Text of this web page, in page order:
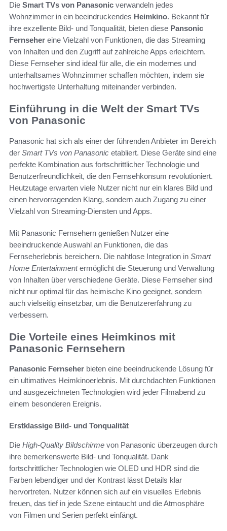
Die Smart TVs von Panasonic verwandeln jedes
Wohnzimmer in ein beeindruckendes Heimkino. Bekannt für
ihre exzellente Bild- und Tonqualität, bieten diese Pansonic
Fernseher eine Vielzahl von Funktionen, die das Streaming
von Inhalten und den Zugriff auf zahlreiche Apps erleichtern.
Diese Fernseher sind ideal für alle, die ein modernes und
unterhaltsames Wohnzimmer schaffen möchten, indem sie
hochwertigste Unterhaltung miteinander verbinden.
Einführung in die Welt der Smart TVs
von Panasonic
Panasonic hat sich als einer der führenden Anbieter im Bereich
der Smart TVs von Panasonic etabliert. Diese Geräte sind eine
perfekte Kombination aus fortschrittlicher Technologie und
Benutzerfreundlichkeit, die den Fernsehkonsum revolutioniert.
Heutzutage erwarten viele Nutzer nicht nur ein klares Bild und
einen hervorragenden Klang, sondern auch Zugang zu einer
Vielzahl von Streaming-Diensten und Apps.
Mit Panasonic Fernsehern genießen Nutzer eine
beeindruckende Auswahl an Funktionen, die das
Fernseherlebnis bereichern. Die nahtlose Integration in Smart
Home Entertainmentermöglicht die Steuerung und Verwaltung
von Inhalten über verschiedene Geräte. Diese Fernseher sind
nicht nur optimal für das heimische Kino geeignet, sondern
auch vielseitig einsetzbar, um die Benutzererfahrung zu
verbessern.
Die Vorteile eines Heimkinos mit
Panasonic Fernsehern
Panasonic Fernseher bieten eine beeindruckende Lösung für
ein ultimatives Heimkinoerlebnis. Mit durchdachten Funktionen
und ausgezeichneten Technologien wird jeder Filmabend zu
einem besonderen Ereignis.
Erstklassige Bild- und Tonqualität
Die High-Quality Bildschirme von Panasonic überzeugen durch
ihre bemerkenswerte Bild- und Tonqualität. Dank
fortschrittlicher Technologien wie OLED und HDR sind die
Farben lebendiger und der Kontrast lässt Details klar
hervortreten. Nutzer können sich auf ein visuelles Erlebnis
freuen, das tief in jede Szene eintaucht und die Atmosphäre
von Filmen und Serien perfekt einfängt.